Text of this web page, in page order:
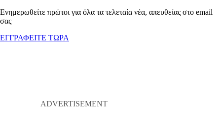
Ενημερωθείτε πρώτοι για όλα τα τελεταία νέα, απευθείας στο email
σας
ΕΓΓΡΑΦΕΙΤΕ ΤΩΡΑ